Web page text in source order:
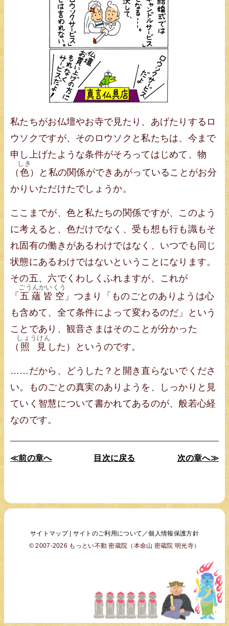
私たちがお仏壇やお寺で見たり、あげたりするロ
ウソクですが、そのロウソクと私たちは、今まで
申し上げたような条件がそろってはじめて、物
（ 色
しき
）と私の関係ができあがっていることがお分
かりいただけたでしょうか。
ここまでが、色と私たちの関係ですが、このよう
に考えると、色だけでなく、受も想も行も識もそ
れ固有の働きがあるわけではなく、いつでも同じ
状態にあるわけではないということになります。
その五、六でくわしくふれますが、これが
「 五蘊皆空
ごうんかいくう
」つまり「ものごとのありようは心
も含めて、全て条件によって変わるのだ」という
ことであり、観音さまはそのことが分かった
（ 照見
しょうけん
した）というのです。
……だから、どうした？と開き直らないでくださ
い。ものごとの真実のありようを、しっかりと見
ていく智慧について書かれてあるのが、般若心経
なのです。
≪前の章へ 目次に戻る 次の章へ≫
サイトマップ| サイトのご利用について／個人情報保護方針
© 2007-2026 もっとい不動 密蔵院（本命山 密蔵院 明光寺）